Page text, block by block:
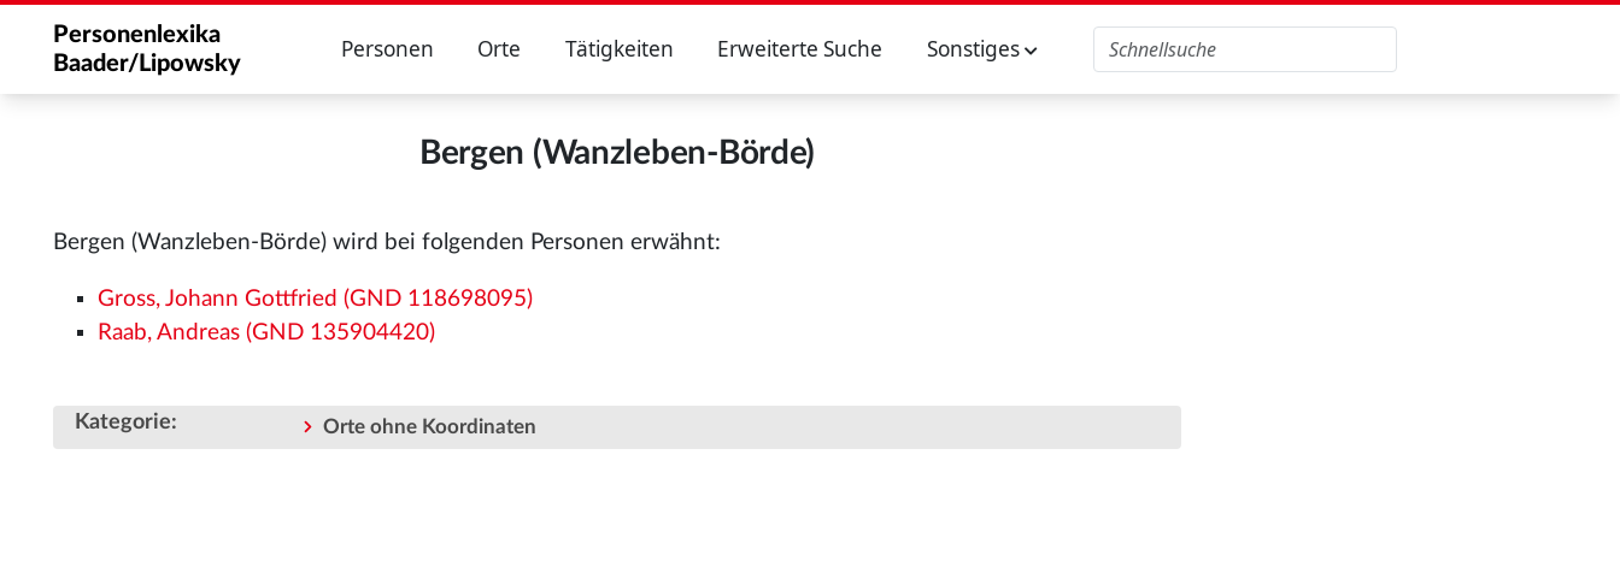
Personenlexika
Baader/Lipowsky
Personen Orte Tätigkeiten Erweiterte Suche Sonstiges
Bergen (Wanzleben-Börde)
Bergen (Wanzleben-Börde) wird bei folgenden Personen erwähnt:
Gross, Johann Gottfried (GND 118698095)
Raab, Andreas (GND 135904420)
Kategorie: Orte ohne Koordinaten